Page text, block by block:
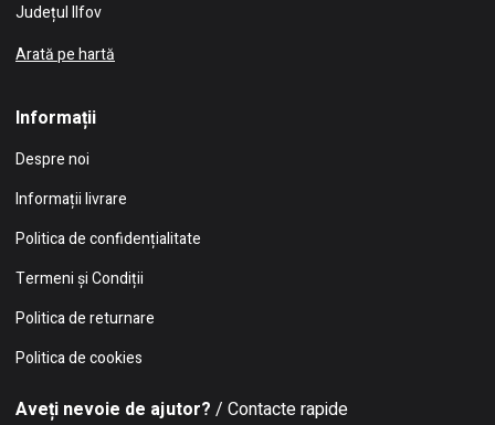
Județul Ilfov
Arată pe hartă
Informații
Despre noi
Informații livrare
Politica de confidențialitate
Termeni și Condiții
Politica de returnare
Politica de cookies
Aveți nevoie de ajutor? / Contacte rapide